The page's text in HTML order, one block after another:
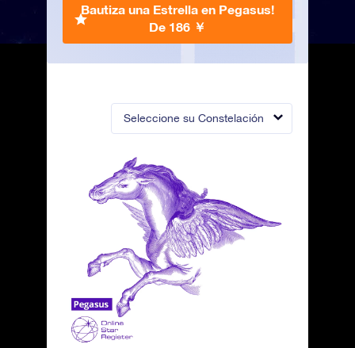
Seleccione su Constelación
Bautiza una Estrella en Pegasus!
De 186 ￥